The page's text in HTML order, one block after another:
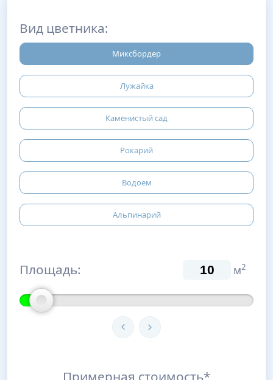
Вид цветника:
Миксбордер
Лужайка
Каменистый сад
Рокарий
Водоем
Альпинарий
Площадь: м2
Примерная стоимость*